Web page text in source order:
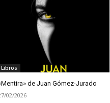
Libros
de Juan Gómez-Jurado
02/2026